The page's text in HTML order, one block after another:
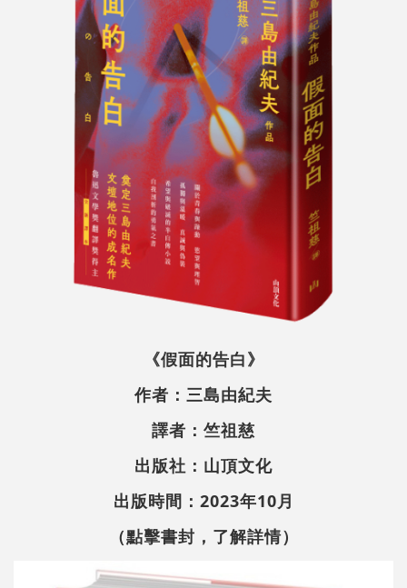
《假面的告白》
作者：三島由紀夫
譯者：竺祖慈
出版社：山頂文化
出版時間：2023年10月
（點擊書封，了解詳情）